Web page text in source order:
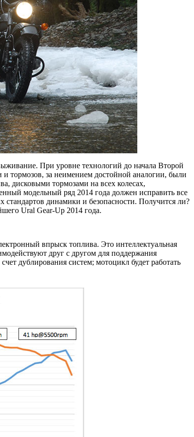
При уровне технологий до начала Второй
тормозов, за неимением достойной аналогии, были
дисковыми тормозами на всех колесах,
модельный ряд 2014 года должен исправить все
динамики и безопасности. Получится ли?
Ural Gear-Up 2014 года.
впрыск топлива. Это интеллектуальная
друг с другом для поддержания
дублирования систем; мотоцикл будет работать